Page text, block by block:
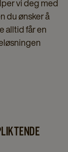
vi deg med
du ønsker å
alltid får en